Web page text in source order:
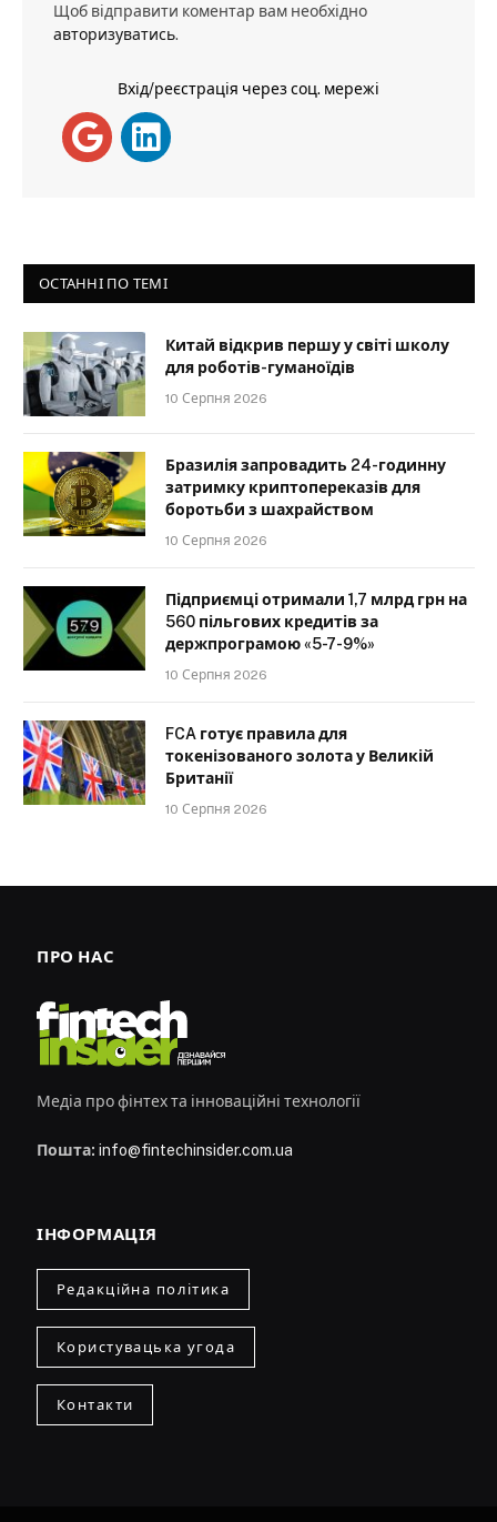
Щоб відправити коментар вам необхідно
авторизуватись.
Вхід/реєстрація через соц. мережі
ОСТАННІ ПО ТЕМІ
Китай відкрив першу у світі школу
для роботів-гуманоїдів
10 Серпня 2026
Бразилія запровадить 24-годинну
затримку криптопереказів для
боротьби з шахрайством
10 Серпня 2026
Підприємці отримали 1,7 млрд грн на
560 пільгових кредитів за
держпрограмою «5-7-9%»
10 Серпня 2026
FCA готує правила для
токенізованого золота у Великій
Британії
10 Серпня 2026
ПРО НАС
Медіа про фінтех та інноваційні технології
Пошта: info@fintechinsider.com.ua
ІНФОРМАЦІЯ
Редакційна політика
Користувацька угода
Контакти